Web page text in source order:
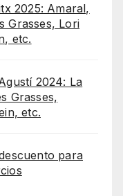
2025: Amaral,
Grasses, Lori
etc.
2024: La
Grasses,
etc.
para